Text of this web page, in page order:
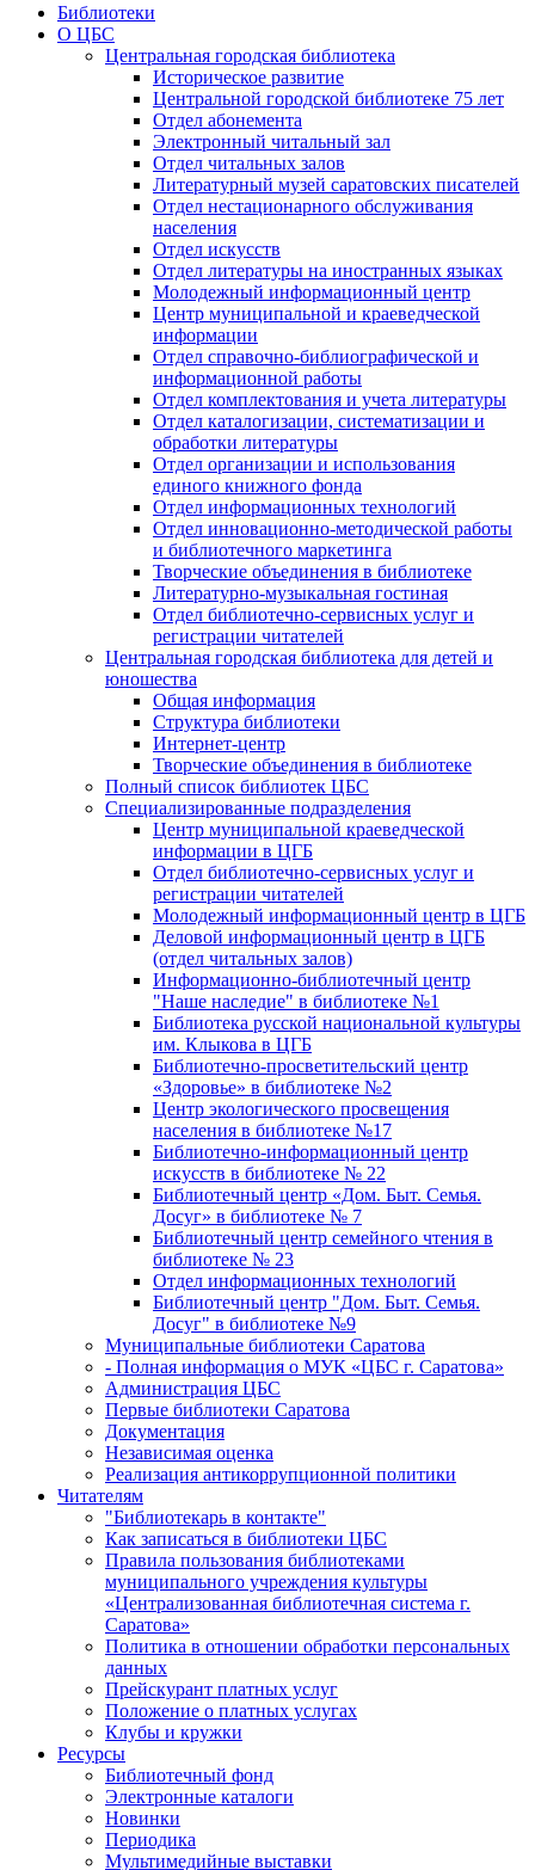
Библиотеки
О ЦБС
Центральная городская библиотека
Историческое развитие
Центральной городской библиотеке 75 лет
Отдел абонемента
Электронный читальный зал
Отдел читальных залов
Литературный музей саратовских писателей
Отдел нестационарного обслуживания
населения
Отдел искусств
Отдел литературы на иностранных языках
Молодежный информационный центр
Центр муниципальной и краеведческой
информации
Отдел справочно-библиографической и
информационной работы
Отдел комплектования и учета литературы
Отдел каталогизации, систематизации и
обработки литературы
Отдел организации и использования
единого книжного фонда
Отдел информационных технологий
Отдел инновационно-методической работы
и библиотечного маркетинга
Творческие объединения в библиотеке
Литературно-музыкальная гостиная
Отдел библиотечно-сервисных услуг и
регистрации читателей
Центральная городская библиотека для детей и
юношества
Общая информация
Структура библиотеки
Интернет-центр
Творческие объединения в библиотеке
Полный список библиотек ЦБС
Специализированные подразделения
Центр муниципальной краеведческой
информации в ЦГБ
Отдел библиотечно-сервисных услуг и
регистрации читателей
Молодежный информационный центр в ЦГБ
Деловой информационный центр в ЦГБ
(отдел читальных залов)
Информационно-библиотечный центр
"Наше наследие" в библиотеке №1
Библиотека русской национальной культуры
им. Клыкова в ЦГБ
Библиотечно-просветительский центр
«Здоровье» в библиотеке №2
Центр экологического просвещения
населения в библиотеке №17
Библиотечно-информационный центр
искусств в библиотеке № 22
Библиотечный центр «Дом. Быт. Семья.
Досуг» в библиотеке № 7
Библиотечный центр семейного чтения в
библиотеке № 23
Отдел информационных технологий
Библиотечный центр "Дом. Быт. Семья.
Досуг" в библиотеке №9
Муниципальные библиотеки Саратова
- Полная информация о МУК «ЦБС г. Саратова»
Администрация ЦБС
Первые библиотеки Саратова
Документация
Независимая оценка
Реализация антикоррупционной политики
Читателям
"Библиотекарь в контакте"
Как записаться в библиотеки ЦБС
Правила пользования библиотеками
муниципального учреждения культуры
«Централизованная библиотечная система г.
Саратова»
Политика в отношении обработки персональных
данных
Прейскурант платных услуг
Положение о платных услугах
Клубы и кружки
Ресурсы
Библиотечный фонд
Электронные каталоги
Новинки
Периодика
Мультимедийные выставки